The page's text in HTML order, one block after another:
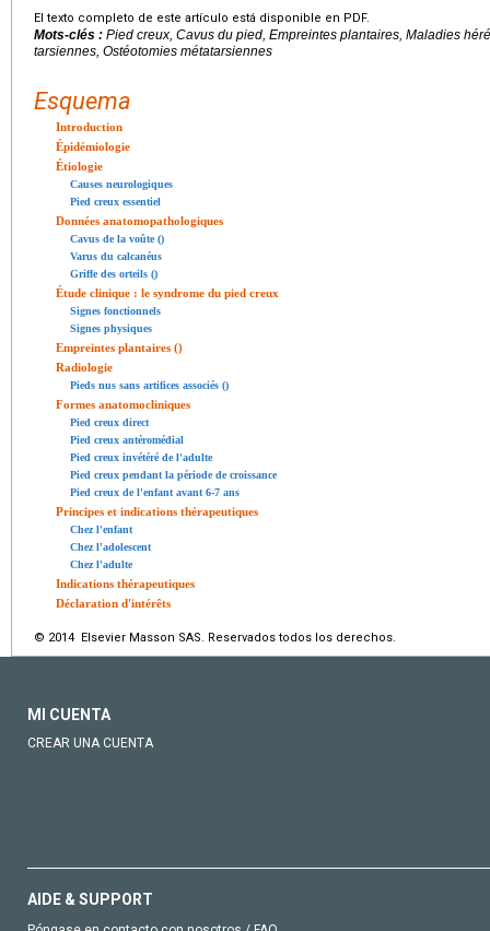
El texto completo de este artículo está disponible en PDF.
Mots-clés : Pied creux, Cavus du pied, Empreintes plantaires, Maladies
tarsiennes, Ostéotomies métatarsiennes
Esquema
Introduction
Épidémiologie
Étiologie
Causes neurologiques
Pied creux essentiel
Données anatomopathologiques
Cavus de la voûte ()
Varus du calcanéus
Griffe des orteils ()
Étude clinique : le syndrome du pied creux
Signes fonctionnels
Signes physiques
Empreintes plantaires ()
Radiologie
Pieds nus sans artifices associés ()
Formes anatomocliniques
Pied creux direct
Pied creux antéromédial
Pied creux invétéré de l'adulte
Pied creux pendant la période de croissance
Pied creux de l'enfant avant 6-7 ans
Principes et indications thérapeutiques
Chez l'enfant
Chez l'adolescent
Chez l'adulte
Indications thérapeutiques
Déclaration d'intérêts
© 2014 Elsevier Masson SAS. Reservados todos los derechos.
MI CUENTA
CREAR UNA CUENTA
AIDE & SUPPORT